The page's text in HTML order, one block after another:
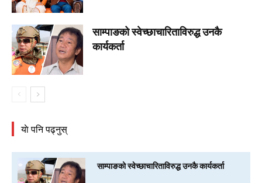
साम्पाङको स्वेच्छाचारिताविरुद्ध उनकै
कार्यकर्ता
याे पनि पढ्नुस्
साम्पाङको स्वेच्छाचारिताविरुद्ध उनकै कार्यकर्ता